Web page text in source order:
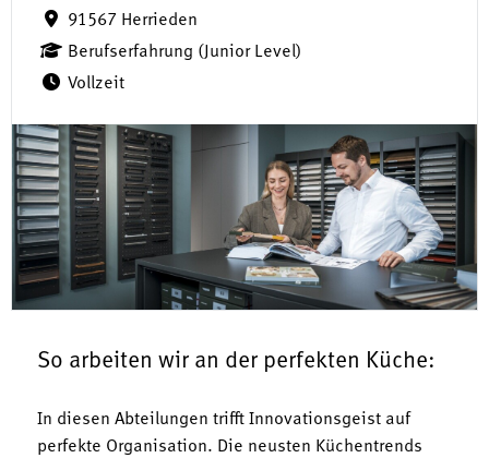
91567 Herrieden
Berufserfahrung (Junior Level)
Vollzeit
So arbeiten wir an der perfekten Küche:
In diesen Abteilungen trifft Innovationsgeist auf
perfekte Organisation. Die neusten Küchentrends